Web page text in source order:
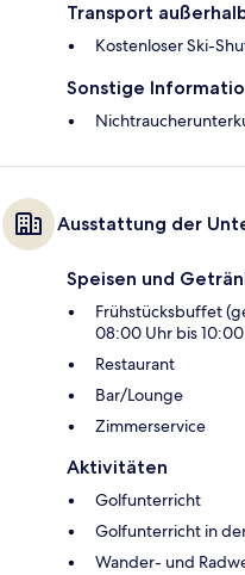
Transport
Kostenloser Ski-
Sonstige
Ausstattung der
Speisen und
Frühstücksbuffet
08:00 Uhr bis
Restaurant
Bar/Lounge
Zimmerservice
Aktivitäten
Golfunterricht
Golfunterricht in
Wander- und